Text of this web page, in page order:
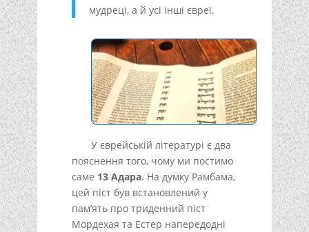
мудреці, а й усі інші євреї.
У єврейській літературі є два
пояснення того, чому ми постимо
саме 13 Адара. На думку Рамбама,
цей піст був встановлений у
пам’ять про триденний піст
Мордехая та Естер напередодні